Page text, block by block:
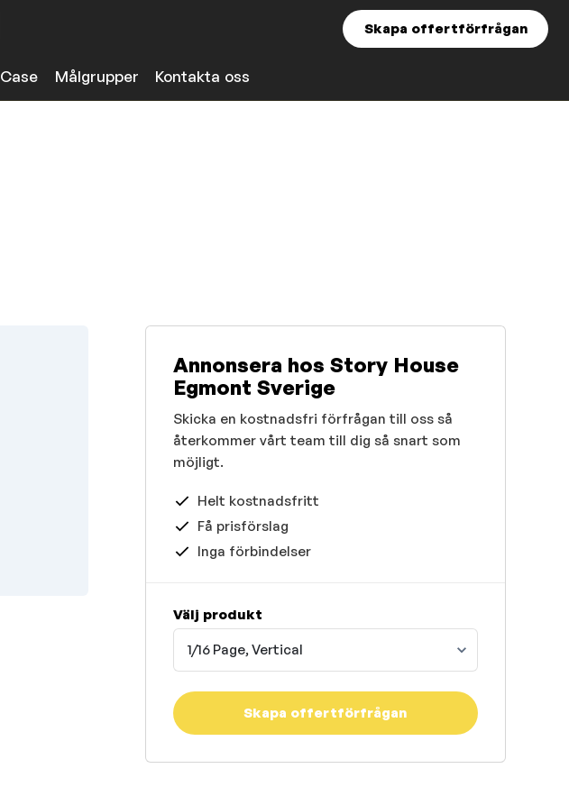
Skapa offertförfrågan
Case Målgrupper Kontakta oss
Annonsera hos Story House
Egmont Sverige
Skicka en kostnadsfri förfrågan till oss så
återkommer vårt team till dig så snart som
möjligt.
Helt kostnadsfritt
Få prisförslag
Inga förbindelser
Välj produkt
1/16 Page, Vertical
Skapa offertförfrågan